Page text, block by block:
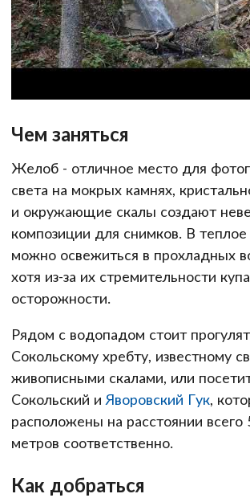
Чем заняться
Желоб - отличное место для
света на мокрых камнях,
и окружающие скалы создают
композиции для снимков. В
можно освежиться в прохладных
хотя из-за их стремительности
осторожности.
Рядом с водопадом стоит
Сокольскому хребту, известному
живописными скалами, или
Сокольский и Яворовский Гук,
расположены на расстоянии всего
метров соответственно.
Как добраться